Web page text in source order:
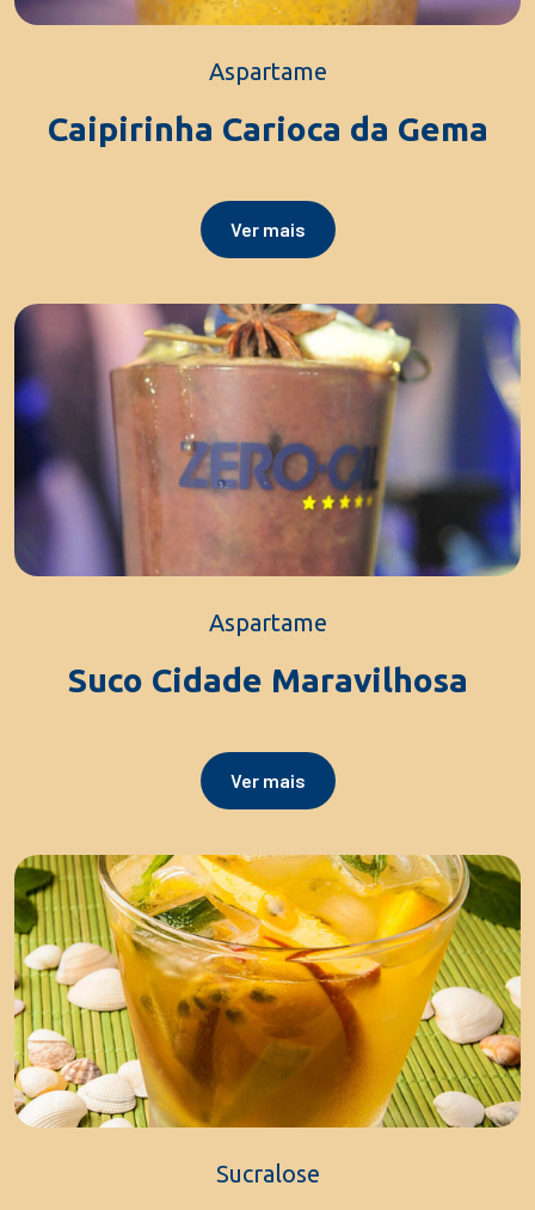
Aspartame
Caipirinha Carioca da Gema
Ver mais
Aspartame
Suco Cidade Maravilhosa
Ver mais
Sucralose